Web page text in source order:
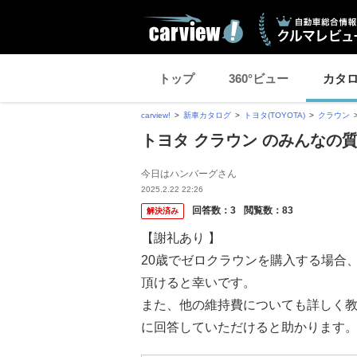
トップ 360°ビュー カタ
carview! 新車カタログ トヨタ(TOYOTA) クラウン
トヨタ クラウン のみんなの
今日はハンバーグさん
2025.2.22 22:26
解決済み 回答数： 3 閲覧数： 83
【謝礼あり 】
20歳でゼロクラウンを購入する場合
頂けると幸いです。
また、他の維持費についても詳しく
に回答していただけると助かります。